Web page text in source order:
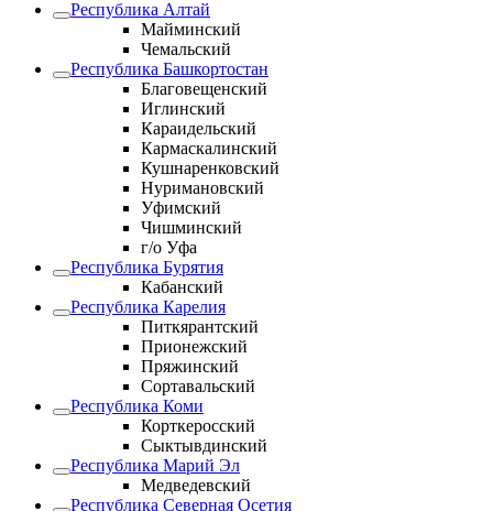
Республика Алтай
Майминский
Чемальский
Республика Башкортостан
Благовещенский
Иглинский
Караидельский
Кармаскалинский
Кушнаренковский
Нуримановский
Уфимский
Чишминский
г/о Уфа
Республика Бурятия
Кабанский
Республика Карелия
Питкярантский
Прионежский
Пряжинский
Сортавальский
Республика Коми
Корткеросский
Сыктывдинский
Республика Марий Эл
Медведевский
Республика Северная Осетия